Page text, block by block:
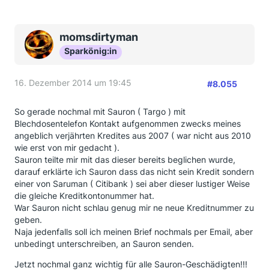
momsdirtyman
Sparkönig:in
16. Dezember 2014 um 19:45 #8.055
So gerade nochmal mit Sauron ( Targo ) mit
Blechdosentelefon Kontakt aufgenommen zwecks meines
angeblich verjährten Kredites aus 2007 ( war nicht aus 2010
wie erst von mir gedacht ).
Sauron teilte mir mit das dieser bereits beglichen wurde,
darauf erklärte ich Sauron dass das nicht sein Kredit sondern
einer von Saruman ( Citibank ) sei aber dieser lustiger Weise
die gleiche Kreditkontonummer hat.
War Sauron nicht schlau genug mir ne neue Kreditnummer zu
geben.
Naja jedenfalls soll ich meinen Brief nochmals per Email, aber
unbedingt unterschreiben, an Sauron senden.
Jetzt nochmal ganz wichtig für alle Sauron-Geschädigten!!!